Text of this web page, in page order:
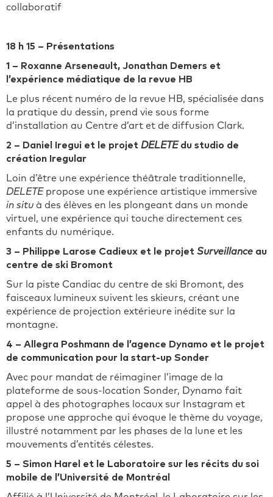
collaboratif
18 h 15 – Présentations
1 – Roxanne Arseneault, Jonathan Demers et
l’expérience médiatique de la revue HB
Le plus récent numéro de la revue HB, spécialisée dans
la pratique du dessin, prend vie sous forme
d’installation au Centre d’art et de diffusion Clark.
2 – Daniel Iregui et le projet DELETEdu studio de
création Iregular
Loin d’être une expérience théâtrale traditionnelle,
DELETEpropose une expérience artistique immersive
in situ à des élèves en les plongeant dans un monde
virtuel, une expérience qui touche directement ces
enfants du numérique.
3 – Philippe Larose Cadieux et le projet Surveillance au
centre de ski Bromont
Sur la piste Candiac du centre de ski Bromont, des
faisceaux lumineux suivent les skieurs, créant une
expérience de projection extérieure inédite sur la
montagne.
4 – Allegra Poshmann de l’agence Dynamo et le projet
de communication pour la start-up Sonder
Avec pour mandat de réimaginer l’image de la
plateforme de sous-location Sonder, Dynamo fait
appel à des photographes locaux sur Instagram et
propose une approche qui évoque le thème du voyage,
illustré notamment par les phases de la lune et les
mouvements d’entités célestes.
5 – Simon Harel et le Laboratoire sur les récits du soi
mobile de l’Université de Montréal